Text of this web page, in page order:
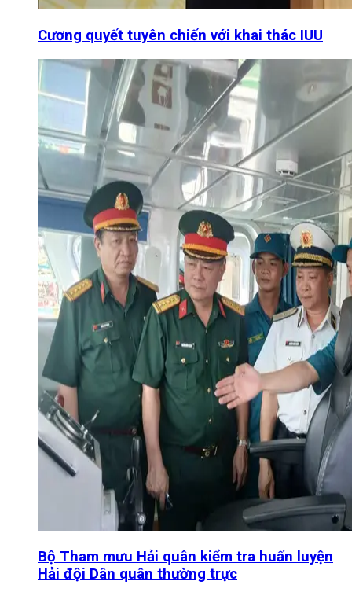
Cương quyết tuyên chiến với khai thác IUU
Bộ Tham mưu Hải quân kiểm tra huấn luyện
Hải đội Dân quân thường trực